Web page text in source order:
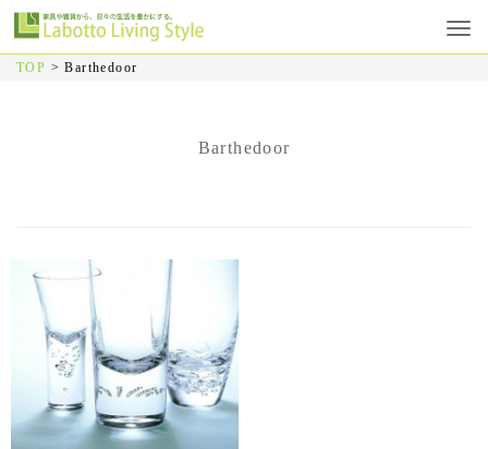
TOP >Barthedoor
Barthedoor